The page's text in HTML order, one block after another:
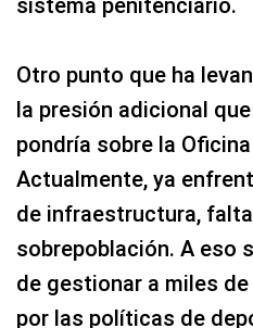
sistema penitenciario.
Otro punto que ha
la presión adicional
pondría sobre la
Actualmente, ya
de infraestructura,
sobrepoblación. A eso
de gestionar a miles
por las políticas de